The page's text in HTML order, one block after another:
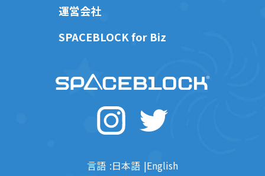
運営会社
SPACEBLOCK for Biz
言語 日本語 English